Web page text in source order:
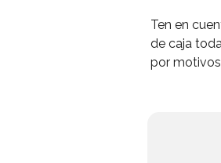
Ten en
de caja
por